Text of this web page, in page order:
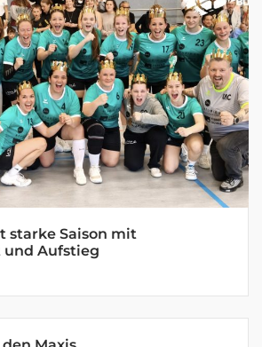
starke Saison mit
und Aufstieg